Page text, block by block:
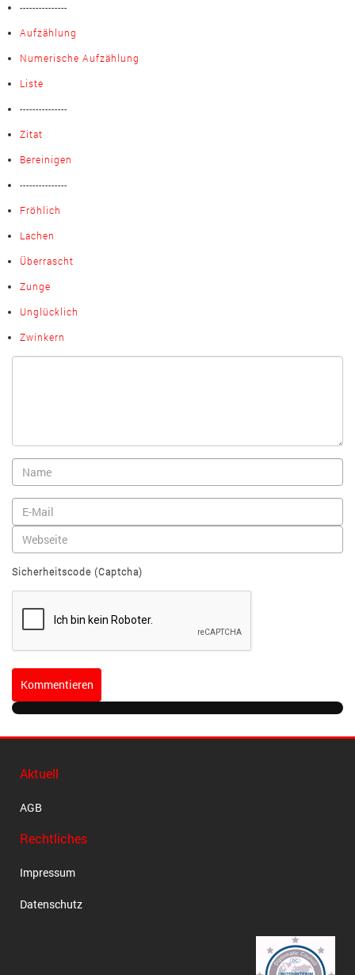
---------------
Aufzählung
Numerische Aufzählung
Liste
---------------
Zitat
Bereinigen
---------------
Fröhlich
Lachen
Überrascht
Zunge
Unglücklich
Zwinkern
Sicherheitscode (Captcha)
Kommentieren
Aktuell
AGB
Rechtliches
Impressum
Datenschutz